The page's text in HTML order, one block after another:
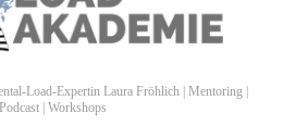
Load-Expertin Laura Fröhlich | Mentoring |
Podcast | Workshops